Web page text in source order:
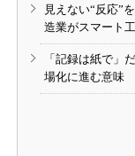
見えない“反応”
造業がスマート
「記録は紙で」
場化に進む意味